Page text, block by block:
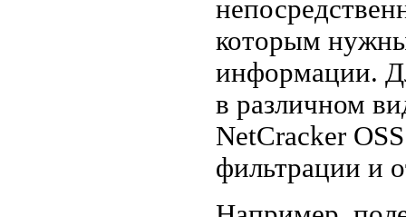
которым
информации.
в различном
NetCracker
фильтрации и